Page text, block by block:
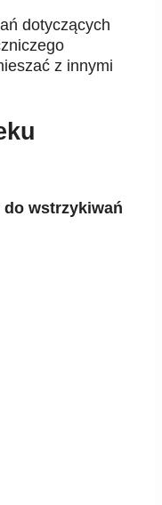
dotyczących
z innymi
do wstrzykiwań